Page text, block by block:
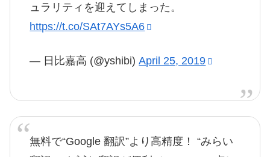
ュラリティを迎えてしまった。
https://t.co/SAt7AYs5A6
— 日比嘉高 (@yshibi)April 25, 2019
無料で“Google 翻訳”より高精度！ “みらい